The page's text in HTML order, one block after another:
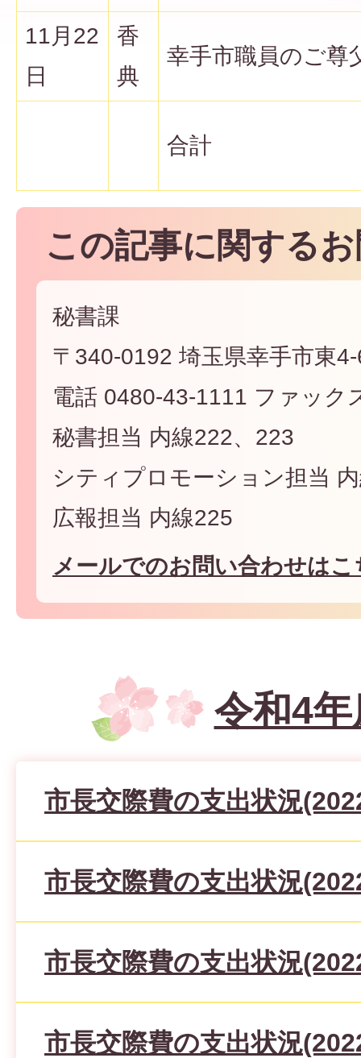
11月22
日
香
典
幸手市職員のご尊
合計
この記事に関する
秘書課
〒340-0192 埼玉県幸手市東
電話 0480-43-1111 ファック
秘書担当 内線222、223
シティプロモーション担当
広報担当 内線225
メールでのお問い合わせは
令和4年
市長交際費の支出状況
市長交際費の支出状況
市長交際費の支出状況
市長交際費の支出状況